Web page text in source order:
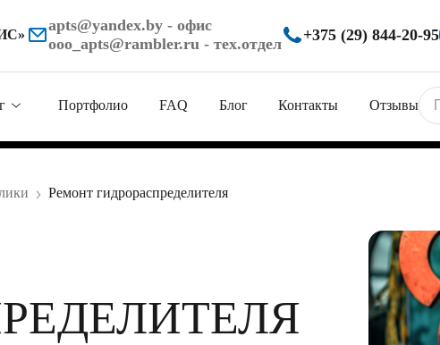
apts@yandex.by - офис
ooo_apts@rambler.ru - тех.отдел
+375 (29) 844-20-95
оборудование
Портфолио FAQ Блог Контакты Отзывы
Ремонт гидрораспределителя